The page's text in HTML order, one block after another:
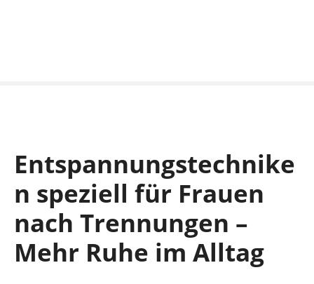
Entspannungstechnike
n speziell für Frauen
nach Trennungen –
Mehr Ruhe im Alltag